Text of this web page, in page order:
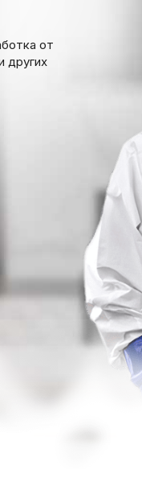
от
других